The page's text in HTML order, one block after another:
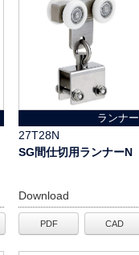
ランナー
27T28N
SG間仕切用ランナーN
Download
PDF CAD